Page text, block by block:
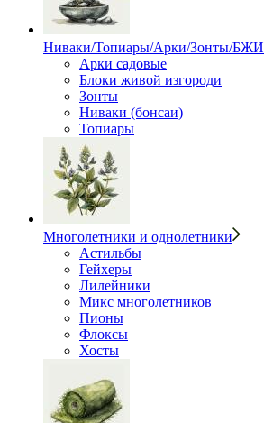
Ниваки/Топиары/Арки/Зонты/БЖИ
Арки садовые
Блоки живой изгороди
Зонты
Ниваки (бонсаи)
Топиары
Многолетники и однолетники
Астильбы
Гейхеры
Лилейники
Микс многолетников
Пионы
Флоксы
Хосты